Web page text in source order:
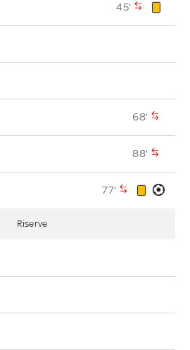
45'
68'
88'
77'
Riserve